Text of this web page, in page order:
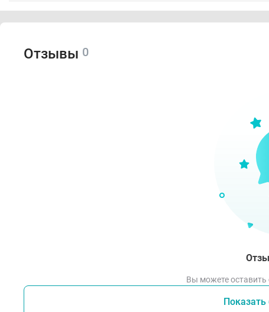
Отзывы 0
Вы можете оставить